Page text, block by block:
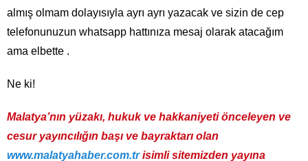
almış olmam dolayısıyla ayrı ayrı yazacak ve sizin de cep
telefonunuzun whatsapp hattınıza mesaj olarak atacağım
ama elbette .
Ne ki!
Malatya’nın yüzakı, hukuk ve hakkaniyeti önceleyen ve
cesur yayıncılığın başı ve bayraktarı olan
www.malatyahaber.com.trisimli sitemizden yayına